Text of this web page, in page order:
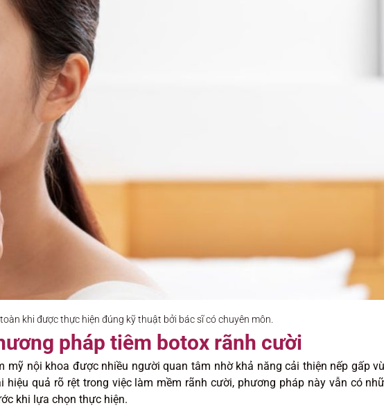
khi được thực hiện đúng kỹ thuật bởi bác sĩ có chuyên môn.
pháp tiêm botox rãnh cười
mỹ nội khoa được nhiều người quan tâm nhờ khả năng cải thiện nếp gấp
hiệu quả rõ rệt trong việc làm mềm rãnh cười, phương pháp này vẫn có
khi lựa chọn thực hiện.